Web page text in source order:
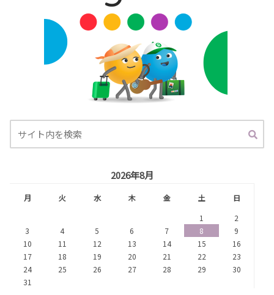
2026年8月
月 火 水 木 金 土
日
1
2
3
4 5 6 7 8
9
10
11 12 13 14 15
16
17
18 19 20 21 22
23
24
25 26 27 28 29
30
31